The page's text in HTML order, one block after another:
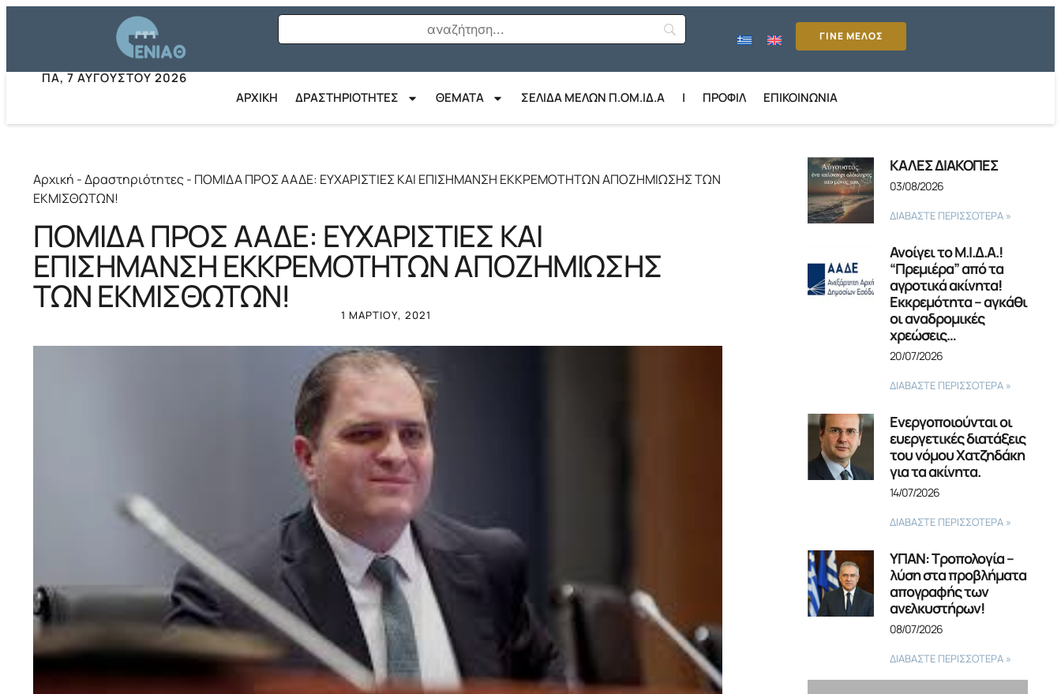
ΓΙΝΕ ΜΕΛΟΣ
ΠΑ, 7 ΑΥΓΟΎΣΤΟΥ 2026
ΑΡΧΙΚΗ
ΔΡΑΣΤΗΡΙΟΤΗΤΕΣ ΘΈΜΑΤΑ ΣΕΛΙΔΑ ΜΕΛΩΝ Π.ΟΜ.ΙΔ.Α | ΠΡΟΦΊΛ ΕΠΙΚΟΙΝΩΝΊΑ
Αρχική -Δραστηριότητες- ΠΟΜΙΔΑ ΠΡΟΣ ΑΑΔΕ: ΕΥΧΑΡΙΣΤΙΕΣ ΚΑΙ ΕΠΙΣΗΜΑΝΣΗ ΕΚΚΡΕΜΟΤΗΤΩΝ ΑΠΟΖΗΜΙΩΣΗΣ ΤΩΝ
ΕΚΜΙΣΘΩΤΩΝ!
ΠΟΜΙΔΑ ΠΡΟΣ ΑΑΔΕ: ΕΥΧΑΡΙΣΤΙΕΣ ΚΑΙ
ΕΠΙΣΗΜΑΝΣΗ ΕΚΚΡΕΜΟΤΗΤΩΝ ΑΠΟΖΗΜΙΩΣΗΣ
ΤΩΝ ΕΚΜΙΣΘΩΤΩΝ! 1 ΜΑΡΤΊΟΥ, 2021
ΚΑΛΕΣ ΔΙΑΚΟΠΕΣ
03/08/2026
ΔΙΑΒΑΣΤΕ ΠΕΡΙΣΣΟΤΕΡΑ »
Ανοίγει το Μ.Ι.Δ.Α.!
“Πρεμιέρα” από τα
αγροτικά ακίνητα!
Εκκρεμότητα – αγκάθι
οι αναδρομικές
χρεώσεις…
20/07/2026
ΔΙΑΒΑΣΤΕ ΠΕΡΙΣΣΟΤΕΡΑ »
Ενεργοποιούνται οι
ευεργετικές διατάξεις
του νόμου Χατζηδάκη
για τα ακίνητα.
14/07/2026
ΔΙΑΒΑΣΤΕ ΠΕΡΙΣΣΟΤΕΡΑ »
ΥΠΑΝ: Τροπολογία –
λύση στα προβλήματα
απογραφής των
ανελκυστήρων!
08/07/2026
ΔΙΑΒΑΣΤΕ ΠΕΡΙΣΣΟΤΕΡΑ »